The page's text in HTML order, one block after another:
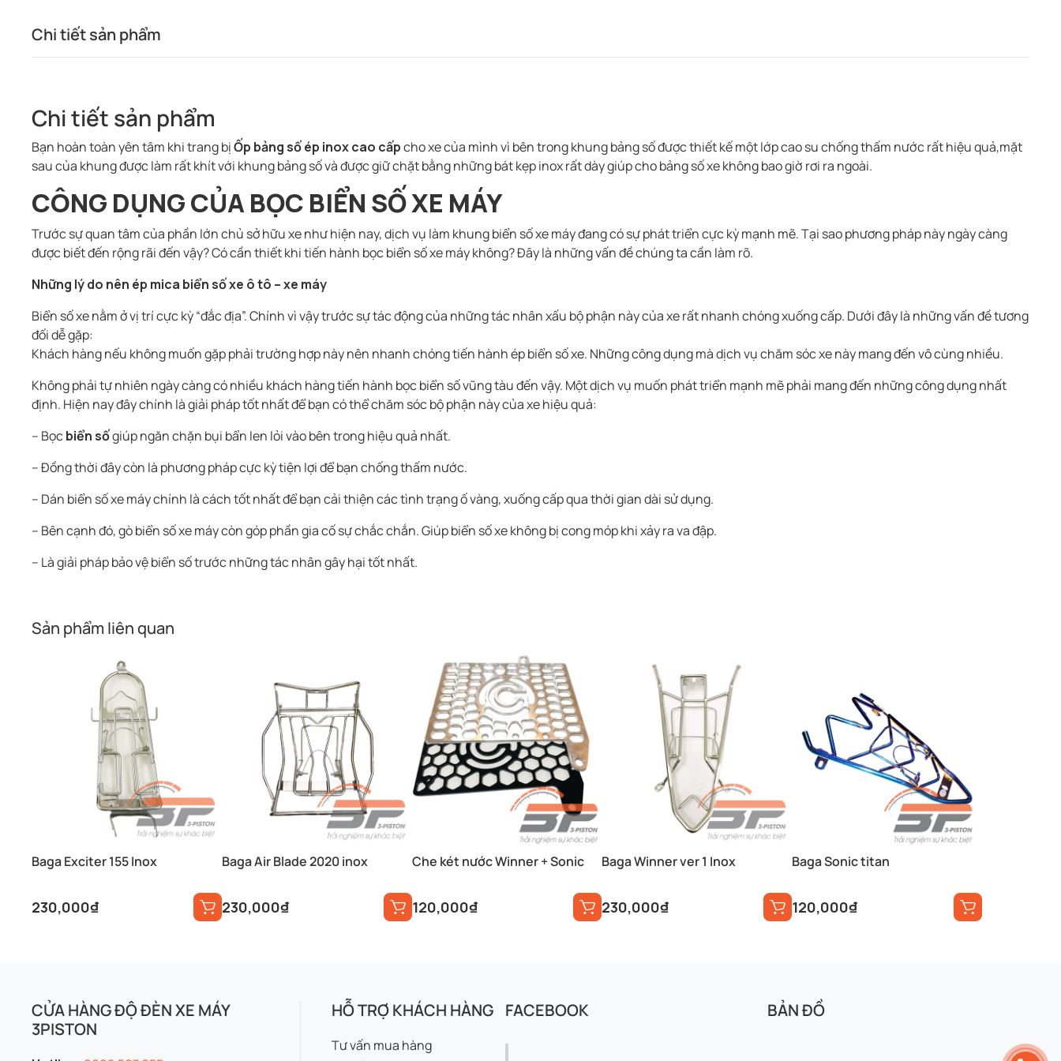
Chi tiết sản phẩm
Chi tiết sản phẩm
Bạn hoàn toàn yên tâm khi trang bịỐp bảng số ép inox cao cấpcho xe của mình vì bên trong khung bảng số được thiết kế một lớp cao su chống thấm nước rất hiệu quả,mặt
sau của khung được làm rất khít với khung bảng số và được giữ chặt bằng những bát kẹp inox rất dày giúp cho bảng số xe không bao giờ rơi ra ngoài.
CÔNG DỤNG CỦA BỌC BIỂN SỐ XE MÁY
Trước sự quan tâm của phần lớn chủ sở hữu xe như hiện nay, dịch vụ làm khung biển số xe máy đang có sự phát triển cực kỳ mạnh mẽ. Tại sao phương pháp này ngày càng
được biết đến rộng rãi đến vậy? Có cần thiết khi tiến hành bọc biển số xe máy không? Đây là những vấn đề chúng ta cần làm rõ.
Những lý do nên ép mica biển số xe ô tô – xe máy
Biển số xe nằm ở vị trí cực kỳ “đắc địa”. Chính vì vậy trước sự tác động của những tác nhân xấu bộ phận này của xe rất nhanh chóng xuống cấp. Dưới đây là những vấn đề tương
đối dễ gặp:
Khách hàng nếu không muốn gặp phải trường hợp này nên nhanh chóng tiến hành ép biển số xe. Những công dụng mà dịch vụ chăm sóc xe này mang đến vô cùng nhiều.
Không phải tự nhiên ngày càng có nhiều khách hàng tiến hành bọc biển số vũng tàu đến vậy. Một dịch vụ muốn phát triển mạnh mẽ phải mang đến những công dụng nhất
định. Hiện nay đây chính là giải pháp tốt nhất để bạn có thể chăm sóc bộ phận này của xe hiệu quả:
– Bọcbiển sốgiúp ngăn chặn bụi bẩn len lỏi vào bên trong hiệu quả nhất.
– Đồng thời đây còn là phương pháp cực kỳ tiện lợi để bạn chống thấm nước.
– Dán biển số xe máy chính là cách tốt nhất để bạn cải thiện các tình trạng ố vàng, xuống cấp qua thời gian dài sử dụng.
– Bên cạnh đó, gò biển số xe máy còn góp phần gia cố sự chắc chắn. Giúp biển số xe không bị cong móp khi xảy ra va đập.
– Là giải pháp bảo vệ biển số trước những tác nhân gây hại tốt nhất.
Sản phẩm liên quan
Baga Exciter 155 Inox
230,000₫
Baga Air Blade 2020 inox
230,000₫
Che két nước Winner + Sonic
120,000₫
Baga Winner ver 1 Inox
230,000₫
Baga Sonic titan
120,000₫
CỬA HÀNG ĐỘ ĐÈN XE MÁY
3PISTON
HỖ TRỢ KHÁCH HÀNG
Tư vấn mua hàng
FACEBOOK BẢN ĐỒ